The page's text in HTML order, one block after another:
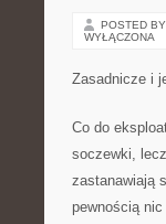
POSTED
WYŁĄCZONA
Zasadnicze i
Co do
soczewki,
zastanawiają
pewnością